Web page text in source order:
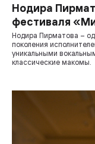
Нодира
фестиваля
Нодира Пирматова –
поколения
уникальными
классические макомы.